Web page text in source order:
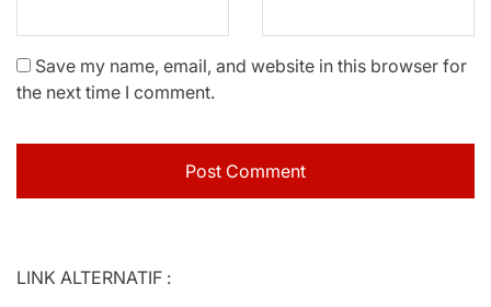
Save my name, email, and website in this browser for
the next time I comment.
LINK ALTERNATIF :